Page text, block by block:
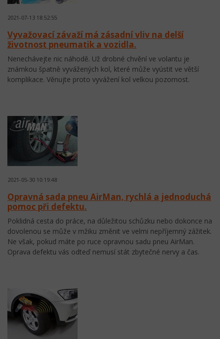
2021-07-13 18:52:55
Vyvažovací závaží má zásadní vliv na delší
životnost pneumatik a vozidla.
Nenechávejte nic náhodě. Už drobné chvění ve volantu je
známkou špatně vyvážených kol, které může vyústit ve větší
komplikace. Věnujte proto vyvážení kol velkou pozornost.
2021-05-30 10:19:48
Opravná sada pneu AirMan, rychlá a jednoduchá
pomoc při defektu.
Poklidná cesta do práce, na důležitou schůzku nebo dokonce na
dovolenou se může v mžiku změnit ve velmi nepříjemný zážitek.
Ne však, pokud máte po ruce opravnou sadu pneu AirMan.
Oprava defektu vás odteď nemusí stát zbytečné nervy a čas.